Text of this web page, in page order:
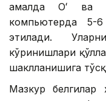
амалда Oʻ ва
компьютерда 5-
этилади.
кўринишлари
шаклланишига
Мазкур белгилар